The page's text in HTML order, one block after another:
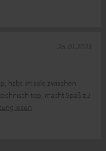
habs im sale zwischen
top, macht Spaß zu
lesen
26.01.2023